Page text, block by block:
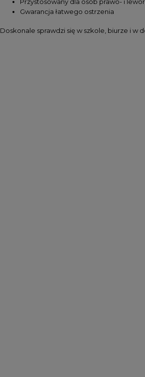
Gwarancja łatwego ostrzenia
Doskonale sprawdzi się w szkole, biurze i w